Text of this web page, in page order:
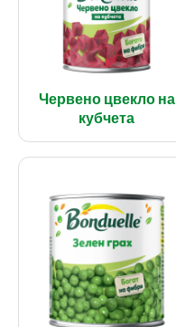
Червено цвекло на
кубчета